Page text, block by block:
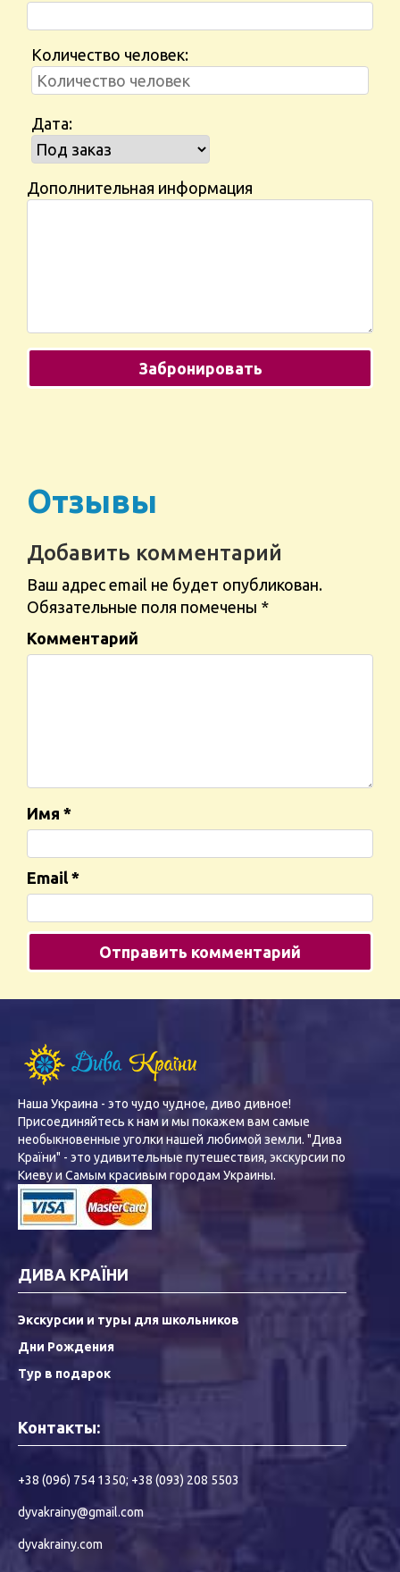
Количество человек:
Дата:
Дополнительная информация
Отзывы
Добавить комментарий
Ваш адрес email не будет опубликован.
Обязательные поля помечены *
Комментарий
Имя *
Email *
Наша Украина - это чудо чудное, диво дивное!
Присоединяйтесь к нам и мы покажем вам самые
необыкновенные уголки нашей любимой земли. "Дива
Країни" - это удивительные путешествия, экскурсии по
Киеву и Самым красивым городам Украины.
ДИВА КРАЇНИ
Экскурсии и туры для школьников
Дни Рождения
Тур в подарок
Контакты:
+38 (096) 754 1350; +38 (093) 208 5503
dyvakrainy@gmail.com
dyvakrainy.com